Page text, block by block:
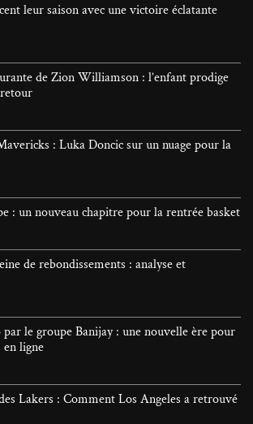
leur saison avec une victoire éclatante
de Zion Williamson : l’enfant prodige
: Luka Doncic sur un nuage pour la
: un nouveau chapitre pour la rentrée basket
de rebondissements : analyse et
le groupe Banijay : une nouvelle ère pour
en ligne
Lakers : Comment Los Angeles a retrouvé